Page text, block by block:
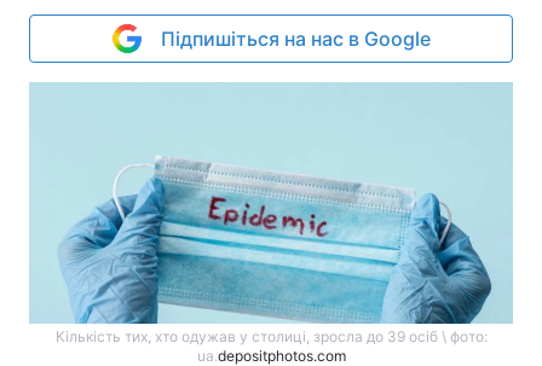
Підпишіться на нас в Google
Кількість тих, хто одужав у столиці, зросла до 39 осіб \ фото:
ua.depositphotos.com